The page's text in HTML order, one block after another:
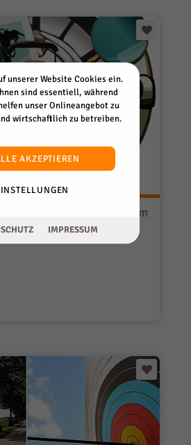
unserer Website Cookies ein.
sind essentiell, während
unser Onlineangebot zu
wirtschaftlich zu betreiben.
AKZEPTIEREN
IMPRESSUM
Mobile Escape Room